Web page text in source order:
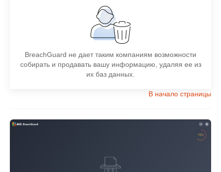
BreachGuard не дает таким компаниям возможности
собирать и продавать вашу информацию, удаляя ее из
их баз данных.
В начало страницы